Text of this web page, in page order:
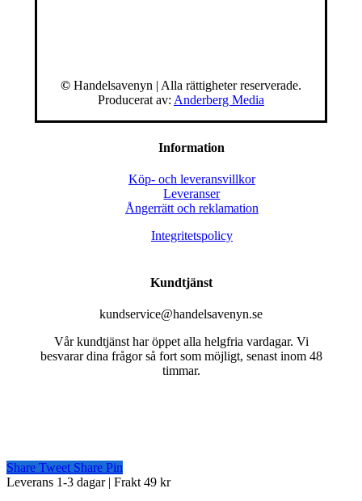
© Handelsavenyn | Alla rättigheter reserverade.
Producerat av: Anderberg Media
Information
Köp- och leveransvillkor
Leveranser
Ångerrätt och reklamation
Integritetspolicy
Kundtjänst
kundservice@handelsavenyn.se
Vår kundtjänst har öppet alla helgfria vardagar. Vi
besvarar dina frågor så fort som möjligt, senast inom 48
timmar.
Share Tweet Share Pin
Close
Leverans 1-3 dagar | Frakt 49 kr